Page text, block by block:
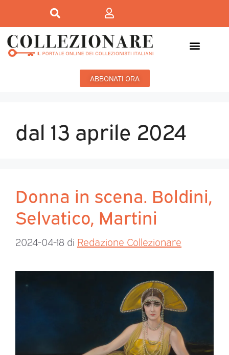
ABBONATI ORA
dal 13 aprile 2024
Donna in scena. Boldini,
Selvatico, Martini
2024-04-18 di Redazione Collezionare